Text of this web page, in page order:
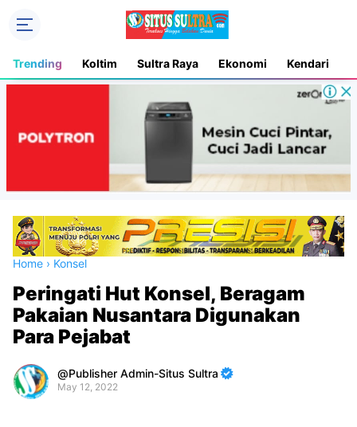
Trending Koltim Sultra Raya Ekonomi Kendari
Home › Konsel
Peringati Hut Konsel, Beragam
Pakaian Nusantara Digunakan
Para Pejabat
Publisher Admin-Situs Sultra
May 12, 2022